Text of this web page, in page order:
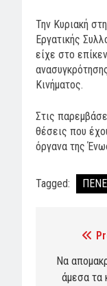
Την Κυριακή
Εργατικής
είχε στο
Κινήματος.
Στις
θέσεις που
όργανα της
Tagged:
Να
άμεσα τα